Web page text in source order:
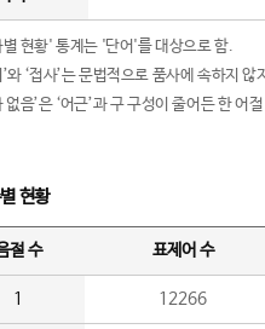
현황' 통계는 '단어'를 대상으로 함.
와 ‘접사’는 문법적으로 품사에 속하지
없음’은 ‘어근’과 구 구성이 줄어든 한 어
현황
절 수 표제어 수
1 12266